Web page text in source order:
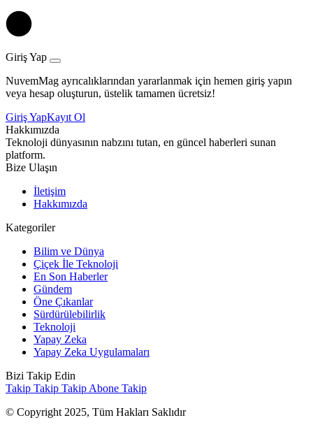
Giriş Yap
NuvemMag ayrıcalıklarından yararlanmak için hemen giriş yapın
veya hesap oluşturun, üstelik tamamen ücretsiz!
Giriş YapKayıt Ol
Hakkımızda
Teknoloji dünyasının nabzını tutan, en güncel haberleri sunan
platform.
Bize Ulaşın
İletişim
Hakkımızda
Kategoriler
Bilim ve Dünya
Çiçek İle Teknoloji
En Son Haberler
Gündem
Öne Çıkanlar
Sürdürülebilirlik
Teknoloji
Yapay Zeka
Yapay Zeka Uygulamaları
Bizi Takip Edin
Takip Takip Takip Abone Takip
© Copyright 2025, Tüm Hakları Saklıdır